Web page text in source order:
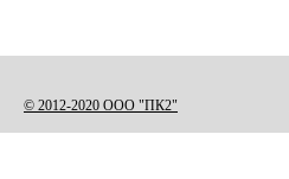
© 2012-2020 ООО "ПК2"